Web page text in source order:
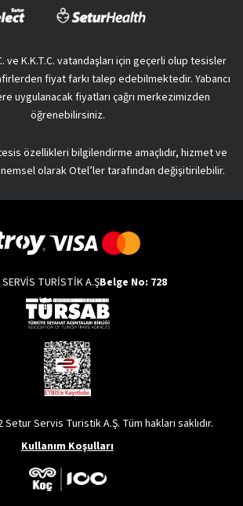
ve K.K.T.C. vatandaşları için geçerli olup tesisler
fiyat farkı talep edebilmektedir. Yabancı
uygulanacak fiyatları çağrı merkezimizden
öğrenebilirsiniz.
özellikleri bilgilendirme amaçlıdır, hizmet ve
olarak Otel’ler tarafından değişitirilebilir.
TURİSTİK A.ŞBelge No: 728
Servis Turistik A.Ş. Tüm hakları saklıdır.
Kullanım Koşulları